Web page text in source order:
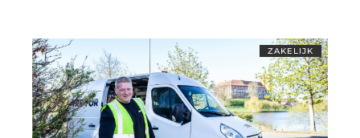
ZAKELIJK